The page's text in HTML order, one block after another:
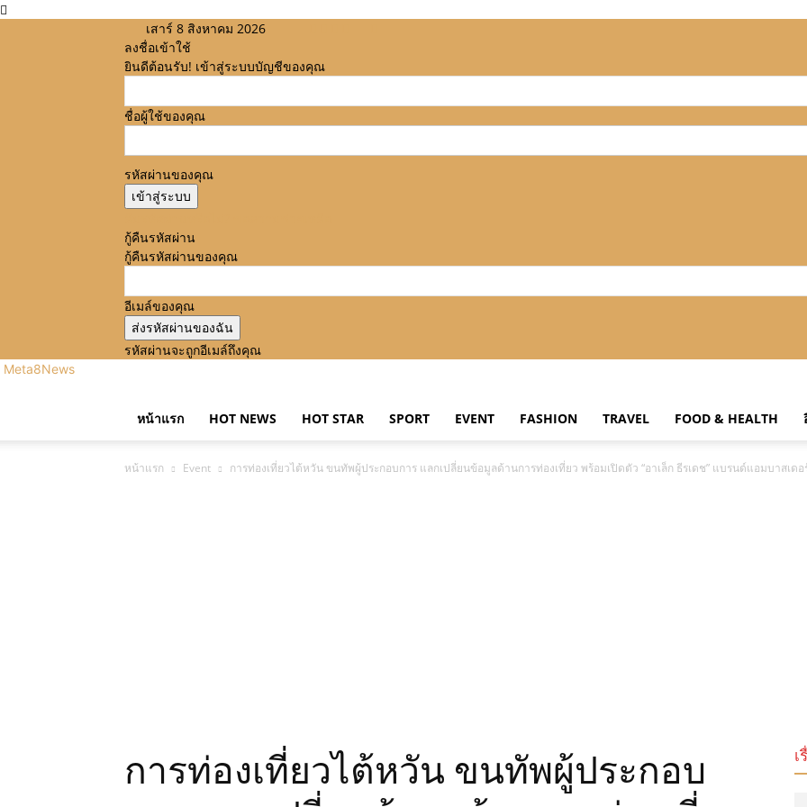
เสาร์ 8 สิงหาคม 2026
ลงชื่อเข้าใช้
ยินดีต้อนรับ! เข้าสู่ระบบบัญชีของคุณ
ชื่อผู้ใช้ของคุณ
รหัสผ่านของคุณ
กู้คืนรหัสผ่าน
กู้คืนรหัสผ่านของคุณ
อีเมล์ของคุณ
รหัสผ่านจะถูกอีเมล์ถึงคุณ
Meta8News
หน้าแรก HOT NEWS HOT STAR SPORT EVENT FASHION TRAVEL FOOD & HEALTH
หน้าแรก Event การท่องเที่ยวไต้หวัน ขนทัพผู้ประกอบการ แลกเปลี่ยนข้อมูลด้านการท่องเที่ยว พร้อมเปิดตัว “อาเล็ก ธีรเดช” แบรนด์แอมบาสเด
การท่องเที่ยวไต้หวัน ขนทัพผู้ประกอบ
เ